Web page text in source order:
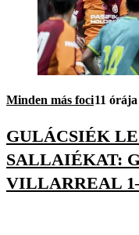
Minden más foci11 órája
GULÁCSIÉK
SALLAIÉKAT:
VILLARREAL